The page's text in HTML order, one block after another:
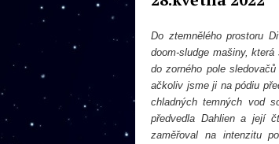
Do ztemnělého prostoru
doom-sludge mašiny,
do zorného pole
ačkoliv jsme ji na pódiu
chladných temných vod
předvedla Dahlien a její
zaměřoval na intenzitu